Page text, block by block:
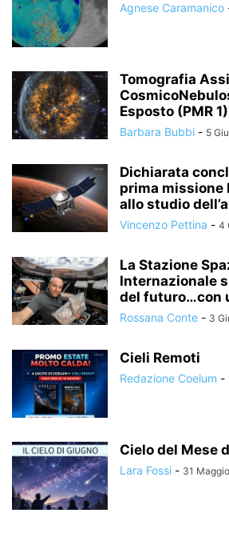
Agnese Caramanico
Tomografia
Esposto (PMR 1)
Barbara Bubbi - 5
Dichiarata
prima missione
allo studio
Vincenzo Pettina - 4
La Stazione
Internazionale
del futuro…con
Rossana Conte - 3
Cieli Remoti
Redazione Coelum -
Cielo del Mese
Lara Fossi - 31